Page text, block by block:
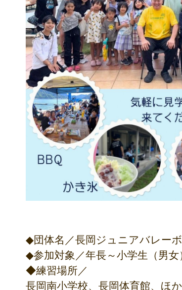
◆団体名／長岡ジュニアバレー
◆参加対象／年長～小学生（男女
◆練習場所／
長岡南小学校、長岡体育館、ほ